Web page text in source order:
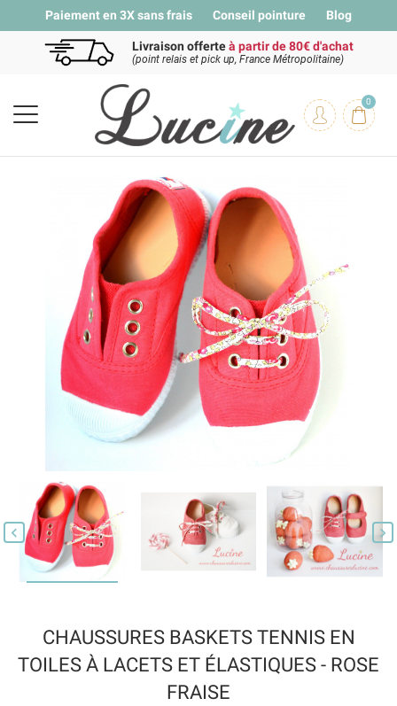
Paiement en 3X sans frais Conseil pointure Blog
Livraison offerteà partir de 80€ d'achat
(point relais et pick up, France Métropolitaine)
0
 
CHAUSSURES BASKETS TENNIS EN
TOILES À LACETS ET ÉLASTIQUES - ROSE
FRAISE